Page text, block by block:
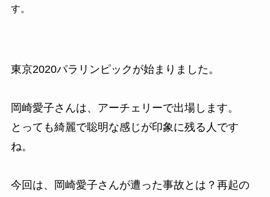
す。
東京2020パラリンピックが始まりました。
岡崎愛子さんは、アーチェリーで出場します。
とっても綺麗で聡明な感じが印象に残る人です
ね。
今回は、岡崎愛子さんが遭った事故とは？再起の